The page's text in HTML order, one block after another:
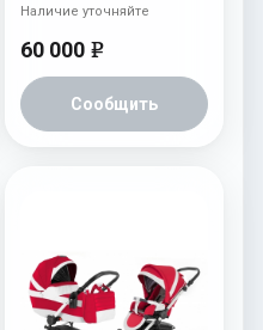
60 000 e
Сообщить
Наличие уточняйте